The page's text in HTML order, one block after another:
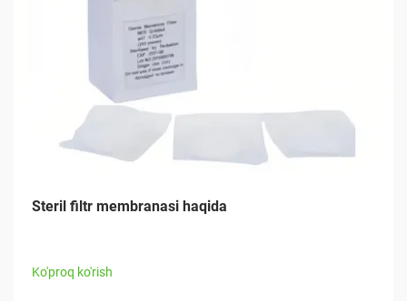
Steril filtr membranasi haqida
Ko'proq ko'rish